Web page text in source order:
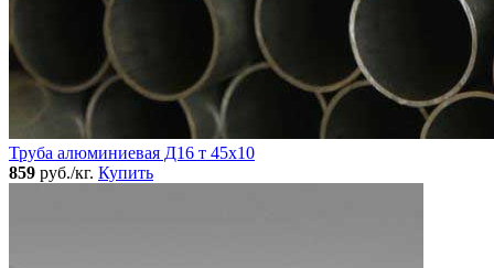
Труба алюминиевая Д16 т 45х10
859 руб./кг. Купить